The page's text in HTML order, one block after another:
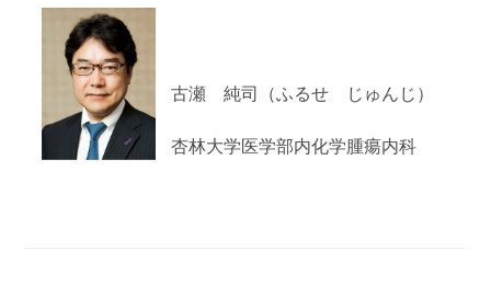
古瀬 純司（ふるせ じゅんじ）
杏林大学医学部内化学腫瘍内科